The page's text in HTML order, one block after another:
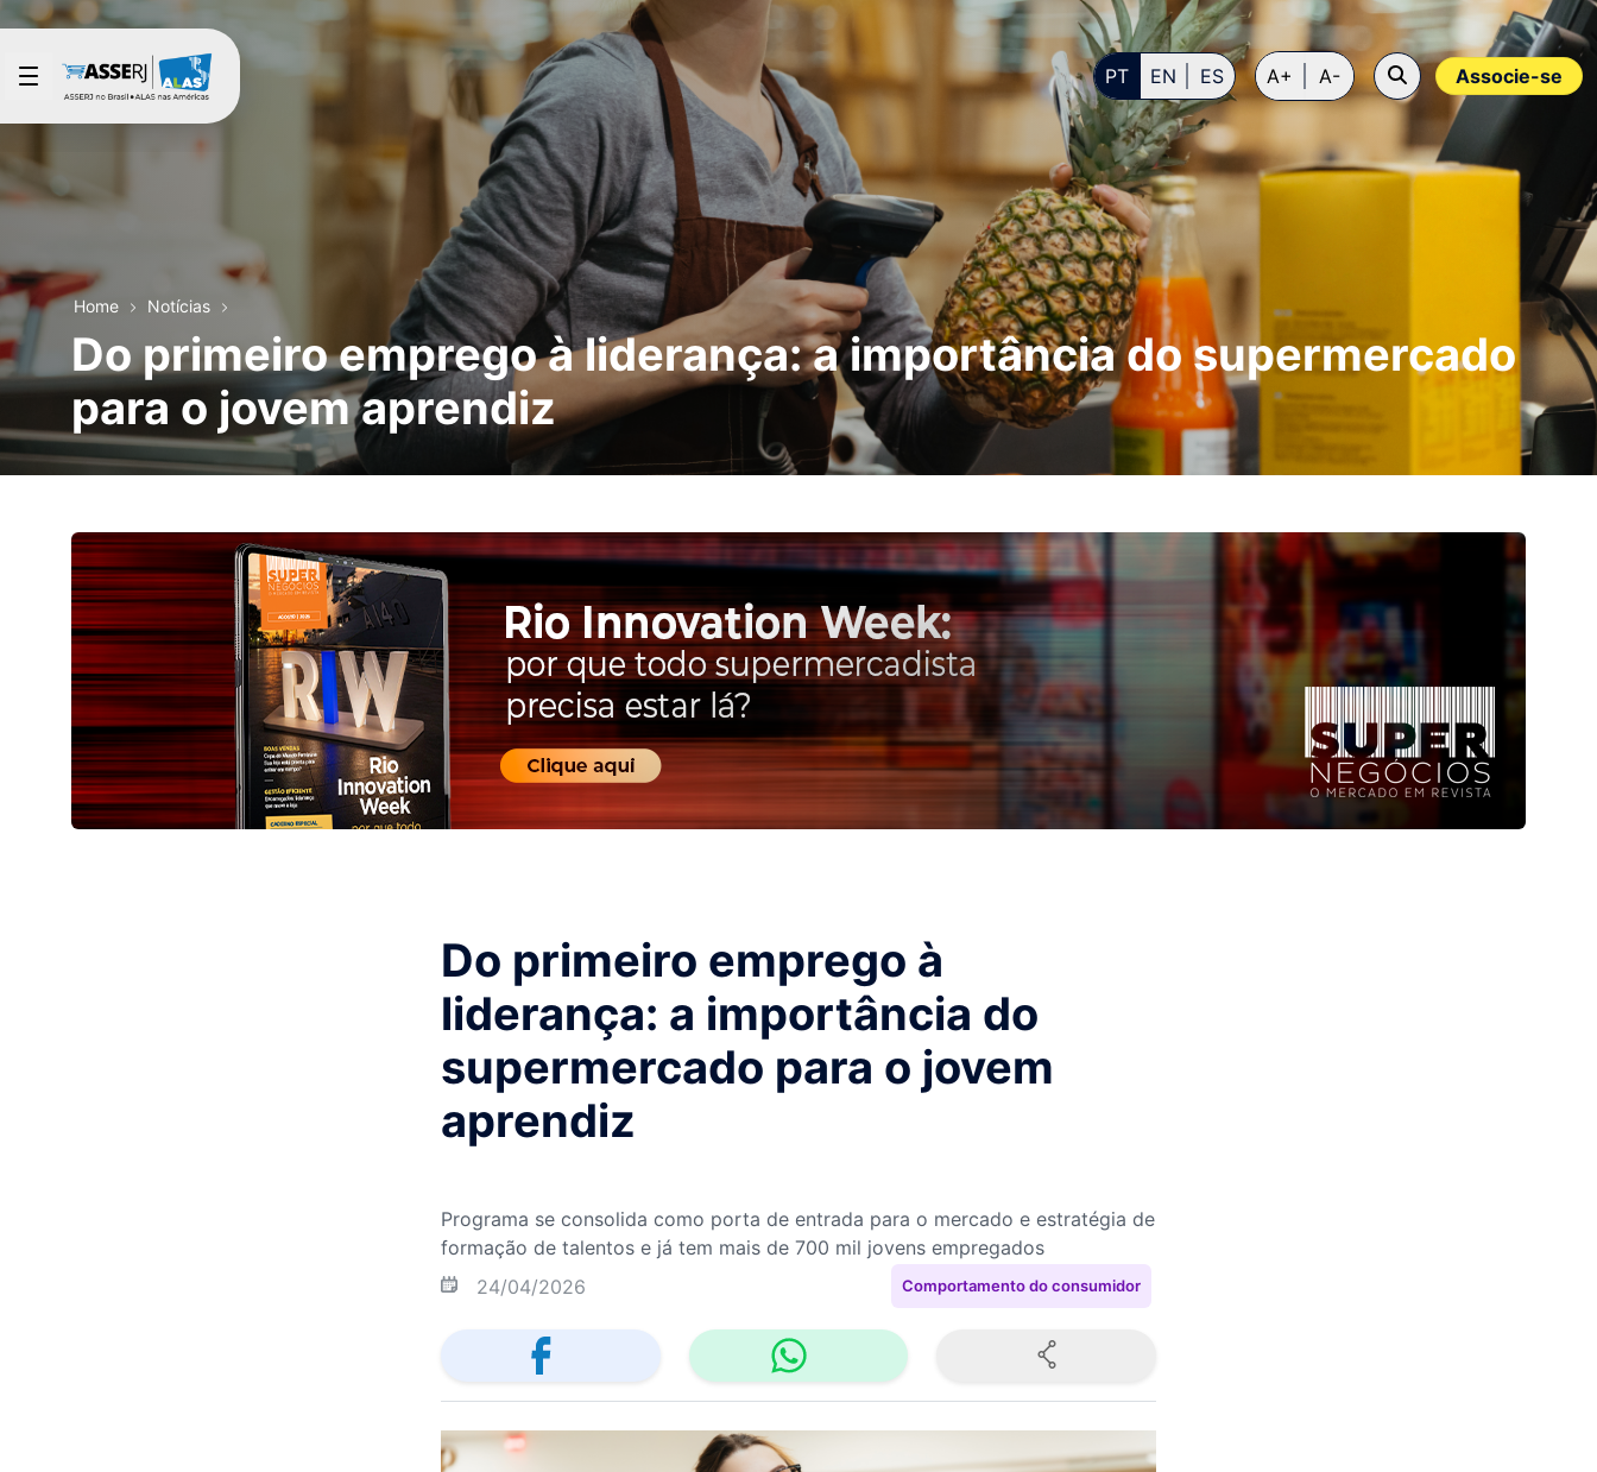
Pular para o Conteúdo principal
Associe-se
PT EN ES A+ A-
Home Notícias
Do primeiro emprego à liderança: a importância do supermercado
para o jovem aprendiz
Do primeiro emprego à
liderança: a importância do
supermercado para o jovem
aprendiz
Programa se consolida como porta de entrada para o mercado e estratégia de
formação de talentos e já tem mais de 700 mil jovens empregados
24/04/2026
Comportamento do consumidor